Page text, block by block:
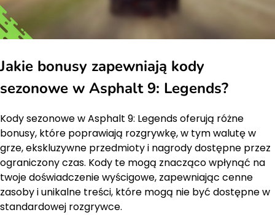
Jakie bonusy zapewniają kody
sezonowe w Asphalt 9: Legends?
Kody sezonowe w Asphalt 9: Legends oferują różne
bonusy, które poprawiają rozgrywkę, w tym walutę w
grze, ekskluzywne przedmioty i nagrody dostępne przez
ograniczony czas. Kody te mogą znacząco wpłynąć na
twoje doświadczenie wyścigowe, zapewniając cenne
zasoby i unikalne treści, które mogą nie być dostępne w
standardowej rozgrywce.